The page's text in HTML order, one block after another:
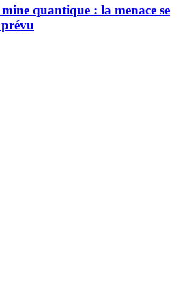
quantique : la menace se